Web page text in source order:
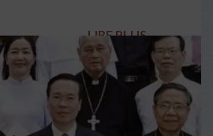
LIRE PLUS →